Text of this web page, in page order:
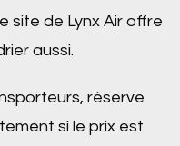
site de Lynx Air offre
aussi.
réserve
si le prix est